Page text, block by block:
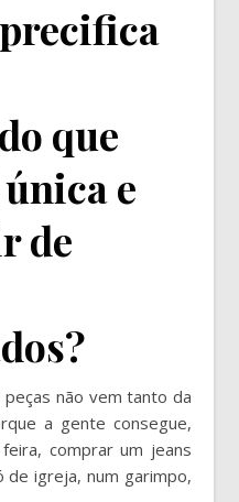
que
e
de
peças não vem tanto da
a gente consegue,
comprar um jeans
de igreja, num garimpo,